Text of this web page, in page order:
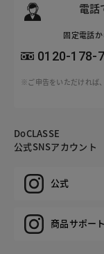
電話
固定電話か
0120-178-
※ご申告をいただければ
DoCLASSE
公式SNSアカウント
公式
商品サポート